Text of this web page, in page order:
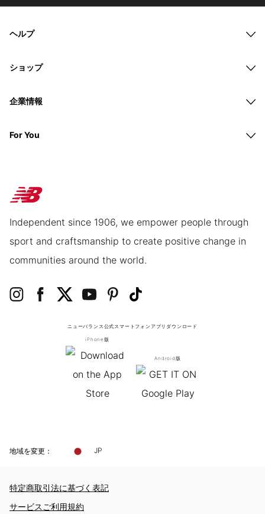
ヘルプ
ショップ
企業情報
For You
Independent since 1906, we empower people through
sport and craftsmanship to create positive change in
communities around the world.
ニューバランス公式スマートフォンアプリ ダウンロード
iPhone版
Android版
地域を変更： JP
特定商取引法に基づく表記
サービスご利用規約